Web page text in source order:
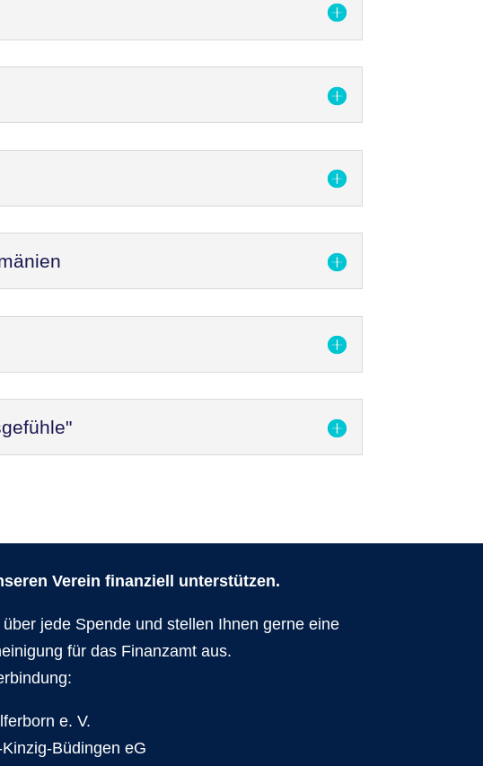
Verein finanziell unterstützen.
jede Spende und stellen Ihnen gerne eine
für das Finanzamt aus.
e. V.
Büdingen eG